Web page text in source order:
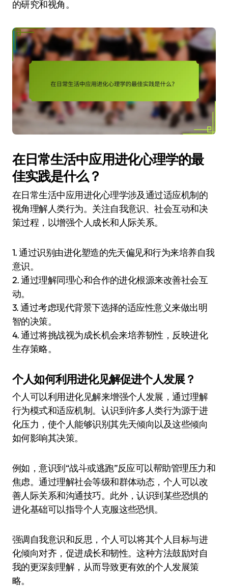
的研究和视角。
在日常生活中应用进化心理学的最
佳实践是什么？
在日常生活中应用进化心理学涉及通过适应机制的
视角理解人类行为。关注自我意识、社会互动和决
策过程，以增强个人成长和人际关系。
1. 通过识别由进化塑造的先天偏见和行为来培养自我
意识。
2. 通过理解同理心和合作的进化根源来改善社会互
动。
3. 通过考虑现代背景下选择的适应性意义来做出明
智的决策。
4. 通过将挑战视为成长机会来培养韧性，反映进化
生存策略。
个人如何利用进化见解促进个人发展？
个人可以利用进化见解来增强个人发展，通过理解
行为模式和适应机制。认识到许多人类行为源于进
化压力，使个人能够识别其先天倾向以及这些倾向
如何影响其决策。
例如，意识到“战斗或逃跑”反应可以帮助管理压力和
焦虑。通过理解社会等级和群体动态，个人可以改
善人际关系和沟通技巧。此外，认识到某些恐惧的
进化基础可以指导个人克服这些恐惧。
强调自我意识和反思，个人可以将其个人目标与进
化倾向对齐，促进成长和韧性。这种方法鼓励对自
我的更深刻理解，从而导致更有效的个人发展策
略。